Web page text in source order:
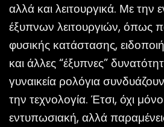
αλλά και λειτουργικά. Με
έξυπνων λειτουργιών, όπως
φυσικής κατάστασης,
και άλλες “έξυπνες”
γυναικεία ρολόγια
την τεχνολογία. Έτσι, όχι μόνο
εντυπωσιακή, αλλά